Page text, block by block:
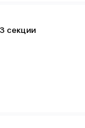
секции